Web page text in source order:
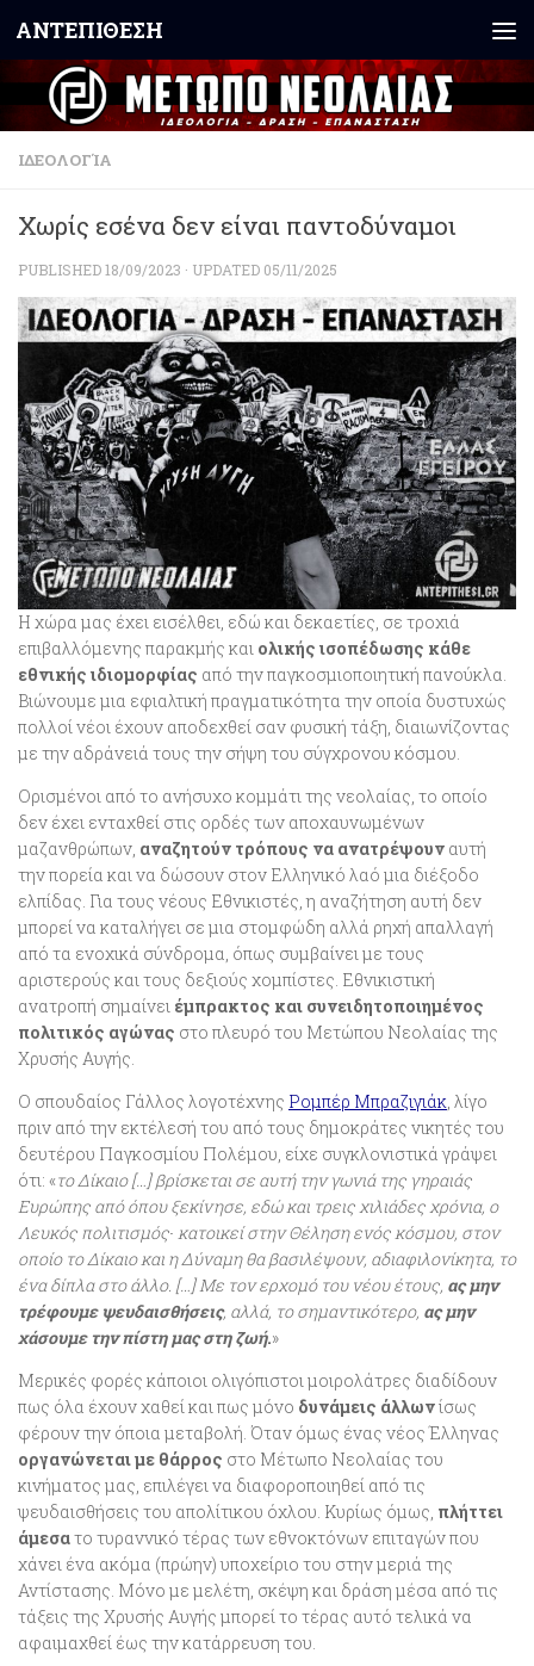
Skip to content
ΑΝΤΕΠΙΘΕΣΗ
ΙΔΕΟΛΟΓΊΑ
Χωρίς εσένα δεν είναι παντοδύναμοι
PUBLISHED18/09/2023 · UPDATED 05/11/2025
Η χώρα μας έχει εισέλθει, εδώ και δεκαετίες, σε τροχιά
επιβαλλόμενης παρακμής και ολικής ισοπέδωσης κάθε
εθνικής ιδιομορφίας από την παγκοσμιοποιητική πανούκλα.
Βιώνουμε μια εφιαλτική πραγματικότητα την οποία δυστυχώς
πολλοί νέοι έχουν αποδεχθεί σαν φυσική τάξη, διαιωνίζοντας
με την αδράνειά τους την σήψη του σύγχρονου κόσμου.
Ορισμένοι από το ανήσυχο κομμάτι της νεολαίας, το οποίο
δεν έχει ενταχθεί στις ορδές των αποχαυνωμένων
μαζανθρώπων, αναζητούν τρόπους να ανατρέψουν αυτή
την πορεία και να δώσουν στον Ελληνικό λαό μια διέξοδο
ελπίδας. Για τους νέους Εθνικιστές, η αναζήτηση αυτή δεν
μπορεί να καταλήγει σε μια στομφώδη αλλά ρηχή απαλλαγή
από τα ενοχικά σύνδρομα, όπως συμβαίνει με τους
αριστερούς και τους δεξιούς χομπίστες. Εθνικιστική
ανατροπή σημαίνει έμπρακτος και συνειδητοποιημένος
πολιτικός αγώνας στο πλευρό του Μετώπου Νεολαίας της
Χρυσής Αυγής.
Ο σπουδαίος Γάλλος λογοτέχνης Ρομπέρ Μπραζιγιάκ , λίγο
πριν από την εκτέλεσή του από τους δημοκράτες νικητές του
δευτέρου Παγκοσμίου Πολέμου, είχε συγκλονιστικά γράψει
ότι: «το Δίκαιο […] βρίσκεται σε αυτή την γωνιά της γηραιάς
Ευρώπης από όπου ξεκίνησε, εδώ και τρεις χιλιάδες χρόνια, ο
Λευκός πολιτισμός∙ κατοικεί στην Θέληση ενός κόσμου, στον
οποίο το Δίκαιο και η Δύναμη θα βασιλέψουν, αδιαφιλονίκητα, το
ένα δίπλα στο άλλο. […] Με τον ερχομό του νέου έτους, ας μην
τρέφουμε ψευδαισθήσεις, αλλά, το σημαντικότερο, ας μην
χάσουμε την πίστη μας στη ζωή.»
Μερικές φορές κάποιοι ολιγόπιστοι μοιρολάτρες διαδίδουν
πως όλα έχουν χαθεί και πως μόνο δυνάμεις άλλωνίσως
φέρουν την όποια μεταβολή. Όταν όμως ένας νέος Έλληνας
οργανώνεται με θάρρος στο Μέτωπο Νεολαίας του
κινήματος μας, επιλέγει να διαφοροποιηθεί από τις
ψευδαισθήσεις του απολίτικου όχλου. Κυρίως όμως, πλήττει
άμεσατο τυραννικό τέρας των εθνοκτόνων επιταγών που
χάνει ένα ακόμα (πρώην) υποχείριο του στην μεριά της
Αντίστασης. Μόνο με μελέτη, σκέψη και δράση μέσα από τις
τάξεις της Χρυσής Αυγής μπορεί το τέρας αυτό τελικά να
αφαιμαχθεί έως την κατάρρευση του.